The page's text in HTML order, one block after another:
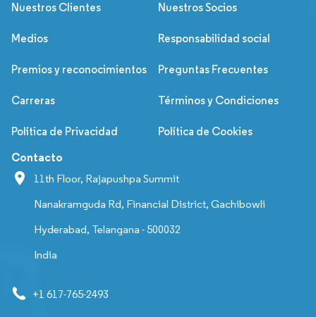
Nuestros Clientes Nuestros Socios
Medios Responsabilidad social
Premios y reconocimientos Preguntas Frecuentes
Carreras Términos y Condiciones
Política de Privacidad Política de Cookies
Contacto
11th Floor, Rajapushpa Summit
Nanakramguda Rd, Financial District, Gachibowli
Hyderabad, Telangana - 500032
India
+1 617-765-2493